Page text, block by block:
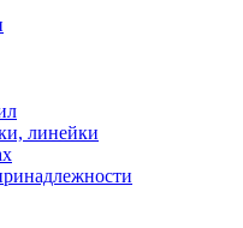
линейки